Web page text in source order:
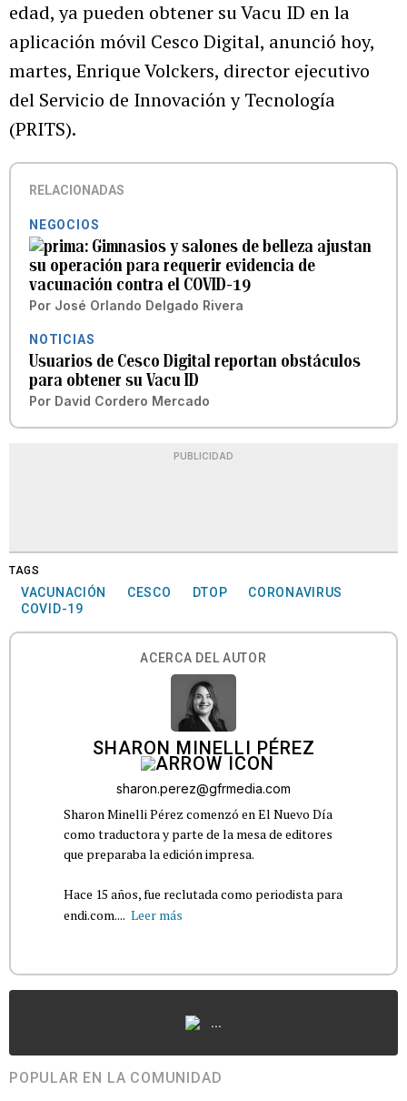
edad, ya pueden obtener su Vacu ID en la
aplicación móvil Cesco Digital, anunció hoy,
martes, Enrique Volckers, director ejecutivo
del Servicio de Innovación y Tecnología
(PRITS).
RELACIONADAS
NEGOCIOS
Gimnasios y salones de belleza ajustan
su operación para requerir evidencia de
vacunación contra el COVID-19
Por José Orlando Delgado Rivera
NOTICIAS
Usuarios de Cesco Digital reportan obstáculos
para obtener su Vacu ID
Por David Cordero Mercado
PUBLICIDAD
TAGS
VACUNACIÓN CESCO DTOP
CORONAVIRUS
COVID-19
ACERCA DEL AUTOR
SHARON MINELLI PÉREZ
sharon.perez@gfrmedia.com
Sharon Minelli Pérez comenzó en El Nuevo Día
como traductora y parte de la mesa de editores
que preparaba la edición impresa.
Hace 15 años, fue reclutada como periodista para
endi.com.... Leer más
...
POPULAR EN LA COMUNIDAD